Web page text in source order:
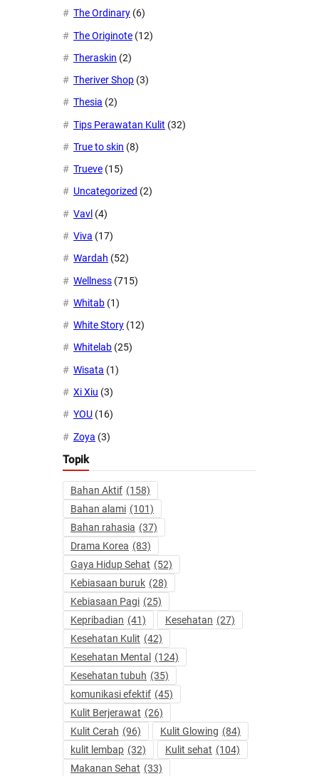
The Ordinary (6)
The Originote (12)
Theraskin (2)
Theriver Shop (3)
Thesia (2)
Tips Perawatan Kulit (32)
True to skin (8)
Trueve (15)
Uncategorized (2)
Vavl (4)
Viva (17)
Wardah (52)
Wellness (715)
Whitab (1)
White Story (12)
Whitelab (25)
Wisata (1)
Xi Xiu (3)
YOU (16)
Zoya (3)
Topik
Bahan Aktif (158)
Bahan alami (101)
Bahan rahasia (37)
Drama Korea (83)
Gaya Hidup Sehat (52)
Kebiasaan buruk (28)
Kebiasaan Pagi (25)
Kepribadian (41) Kesehatan (27)
Kesehatan Kulit (42)
Kesehatan Mental
(124)
Kesehatan tubuh (35)
komunikasi efektif (45)
Kulit Berjerawat (26)
Kulit Cerah (96) Kulit Glowing (84)
kulit lembap (32) Kulit sehat (104)
Makanan Sehat (33)